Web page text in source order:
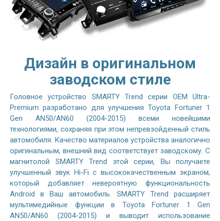
Дизайн в оригинальном
заводском стиле
Головное устройство SMARTY Trend серии OEM Ultra-
Premium разработано для улучшения Toyota Fortuner 1
Gen AN50/AN60 (2004-2015) всеми новейшими
технологиями, сохраняя при этом непревзойденный стиль
автомобиля. Качество материалов устройства аналогично
оригинальным, внешний вид соответствует заводскому. С
магнитолой SMARTY Trend этой серии, Вы получаете
улучшенный звук Hi-Fi с высококачественным экраном,
который добавляет невероятную функциональность
Android в Ваш автомобиль. SMARTY Trend расширяет
мультимедийные функции в Toyota Fortuner 1 Gen
AN50/AN60 (2004-2015) и выводит использование